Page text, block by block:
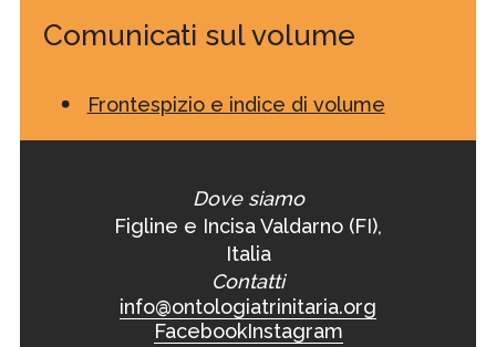
Comunicati sul volume
Frontespizio e indice di volume
Dove siamo
Figline e Incisa Valdarno (FI),
Italia
Contatti
info@ontologiatrinitaria.org
FacebookInstagram